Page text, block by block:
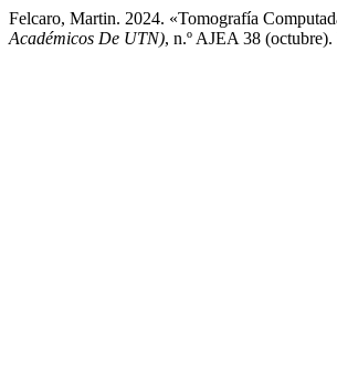
Felcaro, Martin. 2024. «Tomografía
Académicos De UTN), n.º AJEA 38